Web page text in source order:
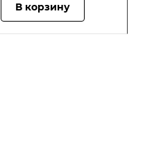
В корзину